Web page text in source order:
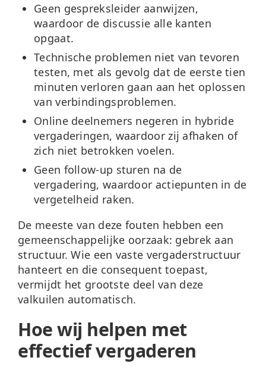
Geen gespreksleider aanwijzen,
waardoor de discussie alle kanten
opgaat.
Technische problemen niet van tevoren
testen, met als gevolg dat de eerste tien
minuten verloren gaan aan het oplossen
van verbindingsproblemen.
Online deelnemers negeren in hybride
vergaderingen, waardoor zij afhaken of
zich niet betrokken voelen.
Geen follow-up sturen na de
vergadering, waardoor actiepunten in de
vergetelheid raken.
De meeste van deze fouten hebben een
gemeenschappelijke oorzaak: gebrek aan
structuur. Wie een vaste vergaderstructuur
hanteert en die consequent toepast,
vermijdt het grootste deel van deze
valkuilen automatisch.
Hoe wij helpen met
effectief vergaderen